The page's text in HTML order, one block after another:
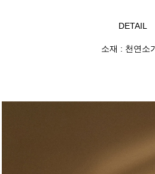
DETAIL
소재 : 천연소